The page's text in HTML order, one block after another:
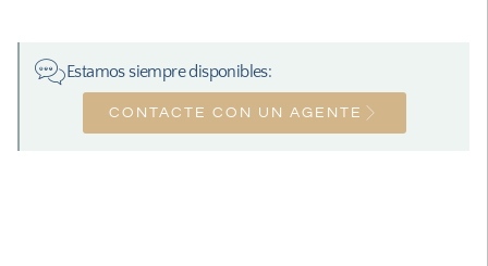
Estamos siempre disponibles:
CONTACTE CON UN AGENTE